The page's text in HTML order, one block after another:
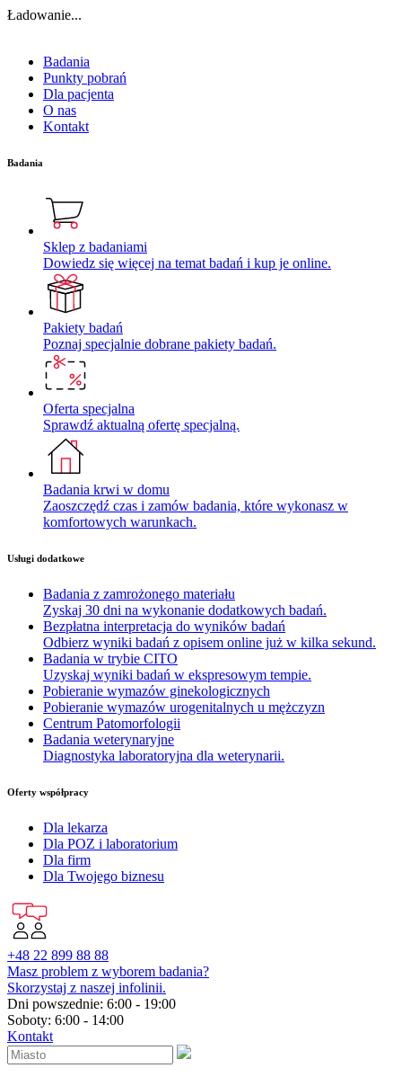
Ładowanie...
Badania
Punkty pobrań
Dla pacjenta
O nas
Kontakt
Badania
Sklep z badaniami
Dowiedz się więcej na temat badań i kup je online.
Pakiety badań
Poznaj specjalnie dobrane pakiety badań.
Oferta specjalna
Sprawdź aktualną ofertę specjalną.
Badania krwi w domu
Zaoszczędź czas i zamów badania, które wykonasz w
komfortowych warunkach.
Usługi dodatkowe
Badania z zamrożonego materiału
Zyskaj 30 dni na wykonanie dodatkowych badań.
Bezpłatna interpretacja do wyników badań
Odbierz wyniki badań z opisem online już w kilka sekund.
Badania w trybie CITO
Uzyskaj wyniki badań w ekspresowym tempie.
Pobieranie wymazów ginekologicznych
Pobieranie wymazów urogenitalnych u mężczyzn
Centrum Patomorfologii
Badania weterynaryjne
Diagnostyka laboratoryjna dla weterynarii.
Oferty współpracy
Dla lekarza
Dla POZ i laboratorium
Dla firm
Dla Twojego biznesu
+48 22 899 88 88
Masz problem z wyborem badania?
Skorzystaj z naszej infolinii.
Dni powszednie: 6:00 - 19:00
Soboty: 6:00 - 14:00
Kontakt